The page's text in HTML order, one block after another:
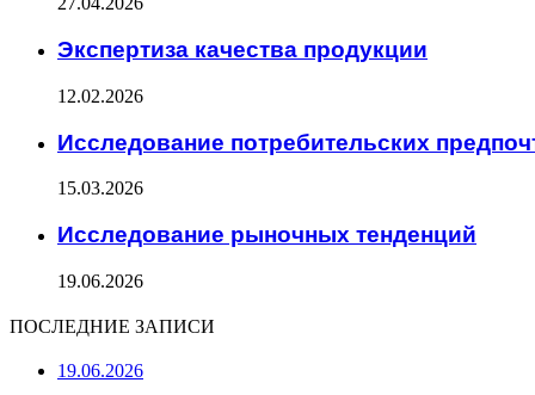
Экспертиза качества продукции
12.02.2026
Исследование потребительских
15.03.2026
Исследование рыночных тенденций
19.06.2026
ПОСЛЕДНИЕ ЗАПИСИ
19.06.2026